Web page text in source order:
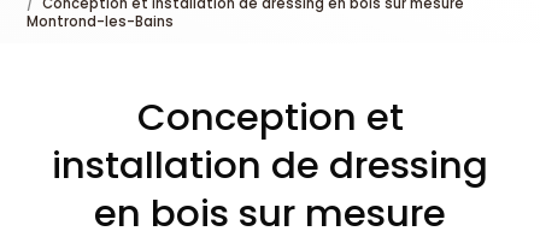
Montrond-les-Bains
Conception et
installation de dressing
en bois sur mesure